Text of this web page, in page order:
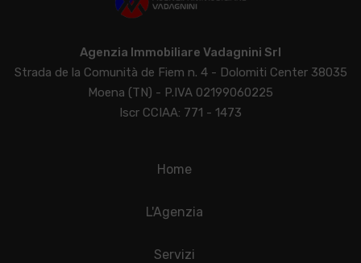
Agenzia Immobiliare Vadagnini Srl
Strada de la Comunità de Fiem n. 4 - Dolomiti Center 38035
Moena (TN) - P.IVA 02199060225
Iscr CCIAA: 771 - 1473
Home
L'Agenzia
Servizi